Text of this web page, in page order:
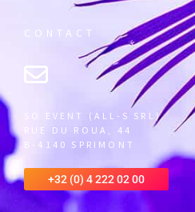
CONTACT
SO EVENT (ALL-S SRL)
RUE DU ROUA, 44
B-4140 SPRIMONT
+32 (0) 4 222 02 00